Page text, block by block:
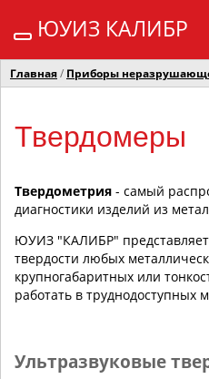
ЮУИЗ КАЛИБР
Главная / Приборы
Твердомеры
Твердометрия - самый
диагностики изделий из
ЮУИЗ "КАЛИБР" представляет
твердости любых
крупногабаритных или
работать в труднодоступных
Ультразвуковые